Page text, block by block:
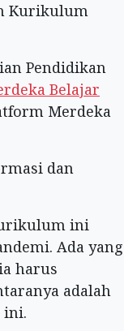
Kurikulum
Pendidikan
Belajar
Merdeka
dan
ini
Ada yang
harus
adalah
ini.